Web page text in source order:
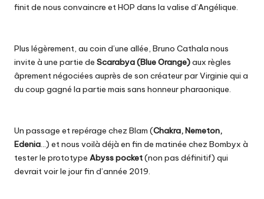
finit de nous convaincre et HOP dans la valise d’Angélique.
Plus légèrement, au coin d’une allée, Bruno Cathala nous
invite à une partie de Scarabya(Blue Orange)aux règles
âprement négociées auprès de son créateur par Virginie qui a
du coup gagné la partie mais sans honneur pharaonique.
Un passage et repérage chez Blam (Chakra, Nemeton,
Edenia…) et nous voilà déjà en fin de matinée chez Bombyx à
tester le prototype Abyss pocket(non pas définitif) qui
devrait voir le jour fin d’année 2019.